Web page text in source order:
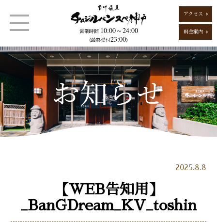
営業時間 10:00～24:00
（最終受付23:00）
アクセス
料金案内
2025.8.8
【WEB告知用】
_BanGDream_KV_toshin